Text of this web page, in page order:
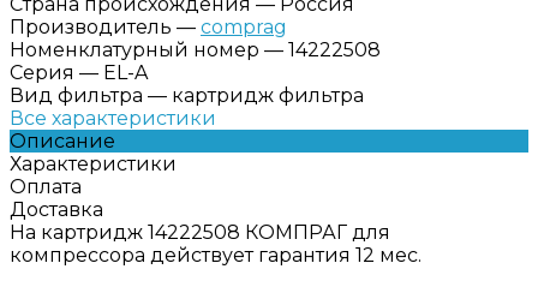
Производитель — comprag
Номенклатурный номер — 14222508
Серия — EL-A
Вид фильтра — картридж фильтра
Все характеристики
Описание
Характеристики
Оплата
Доставка
На картридж 14222508 КОМПРАГ для
компрессора действует гарантия 12 мес.